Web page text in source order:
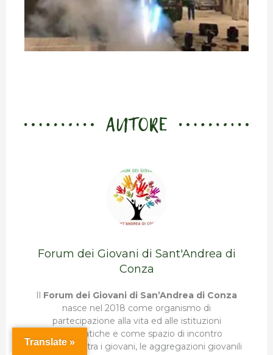
AUTORE
Forum dei Giovani di Sant'Andrea di
Conza
Il Forum dei Giovani di San’Andrea di Conza
nasce nel 2018 come organismo di
partecipazione alla vita ed alle istituzioni
democratiche e come spazio di incontro
permanente tra i giovani, le aggregazioni giovanili
Translate »